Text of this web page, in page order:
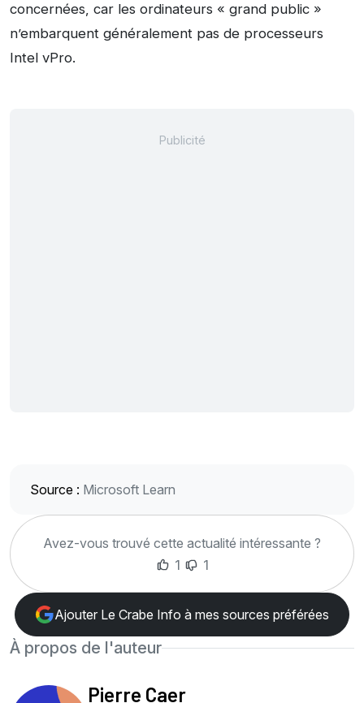
concernées, car les ordinateurs « grand public »
n’embarquent généralement pas de processeurs
Intel vPro.
Source : Microsoft Learn
Avez-vous trouvé cette actualité intéressante ?
1
1
Ajouter Le Crabe Info à mes sources préférées
À propos de l'auteur
Pierre Caer